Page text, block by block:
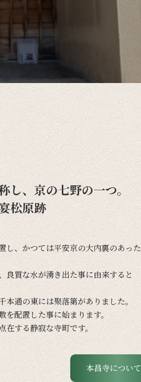
し、京の七野の一つ。
松原跡
し、 かつては平安京の大内裏のあった
良質な水が湧き出た事に由来すると
本通の東には聚落第がありました。
を配置した事に始まります。
在する静寂な寺町です。
本昌寺について